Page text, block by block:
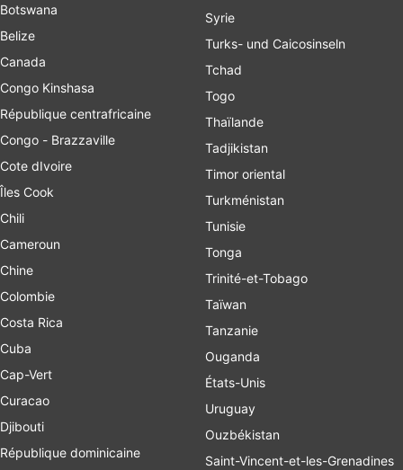
Botswana
Belize
Canada
Congo Kinshasa
République centrafricaine
Congo - Brazzaville
Cote dIvoire
Îles Cook
Chili
Cameroun
Chine
Colombie
Costa Rica
Cuba
Cap-Vert
Curacao
Djibouti
République dominicaine
Syrie
Turks- und Caicosinseln
Tchad
Togo
Thaïlande
Tadjikistan
Timor oriental
Turkménistan
Tunisie
Tonga
Trinité-et-Tobago
Taïwan
Tanzanie
Ouganda
États-Unis
Uruguay
Ouzbékistan
Saint-Vincent-et-les-Grenadines